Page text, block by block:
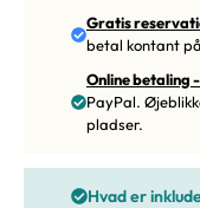
Gratis
betal kontant
Online betaling
PayPal.
pladser.
Hvad er